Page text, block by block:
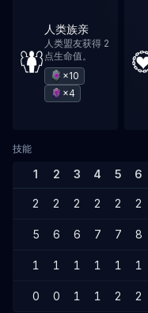
人类族亲
人类盟友获得 2
点生命值。
×10
×4
技能
1 2 3 4 5 6
2 2 2 2 2 2
5 6 6 7 7 8
1 1 1 1 1 1
0 0 1 1 2 2